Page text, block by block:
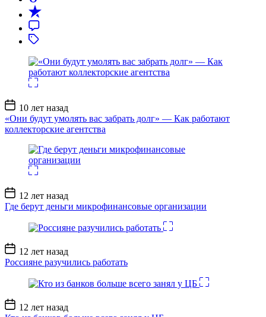
Дата
записи
10 лет назад
«Они будут умолять вас забрать долг» — Как работают
коллекторские агентства
Дата
записи
12 лет назад
Где берут деньги микрофинансовые организации
Дата
записи
12 лет назад
Россияне разучились работать
Дата
записи
12 лет назад